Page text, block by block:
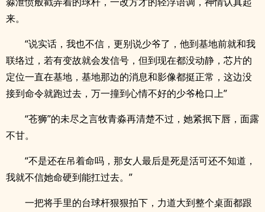
来。
“说实话，我也不信，更别说少爷了，他到基地前就和我
联络过，若有变故就会发信号，但到现在都没动静，芯片的
定位一直在基地，基地那边的消息和影像都挺正常，这边没
接到命令就跑过去，万一撞到心情不好的少爷枪口上”
“苍狮”的未尽之言牧青淼再清楚不过，她紧抿下唇，面露
不甘。
“不是还在吊着命吗，那女人最后是死是活可还不知道，
我就不信她命硬到能扛过去。”
一把将手里的台球杆狠狠拍下，力道大到整个桌面都跟